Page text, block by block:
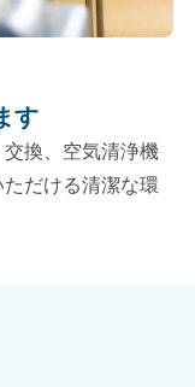
す
換、空気清浄機
だける清潔な環